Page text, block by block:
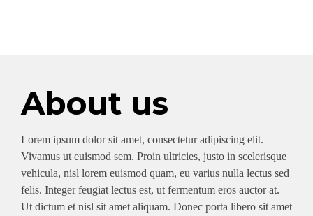
About us
Lorem ipsum dolor sit amet, consectetur adipiscing elit.
Vivamus ut euismod sem. Proin ultricies, justo in scelerisque
vehicula, nisl lorem euismod quam, eu varius nulla lectus sed
felis. Integer feugiat lectus est, ut fermentum eros auctor at.
Ut dictum et nisl sit amet aliquam. Donec porta libero sit amet